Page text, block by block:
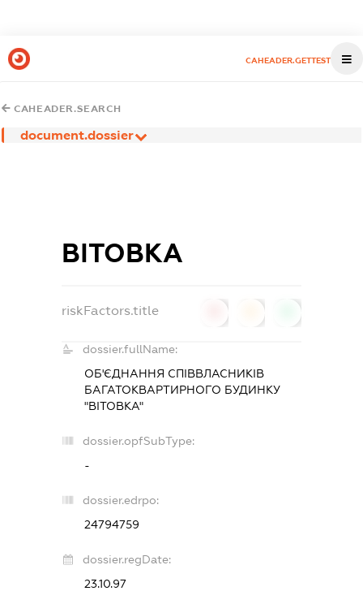
CAHEADER.GETTEST
CAHEADER.SEARCH
document.dossier
ВІТОВКА
riskFactors.title
dossier.fullName:
ОБ'ЄДНАННЯ СПІВВЛАСНИКІВ
БАГАТОКВАРТИРНОГО БУДИНКУ
"ВІТОВКА"
dossier.opfSubType:
-
dossier.edrpo:
24794759
dossier.regDate:
23.10.97